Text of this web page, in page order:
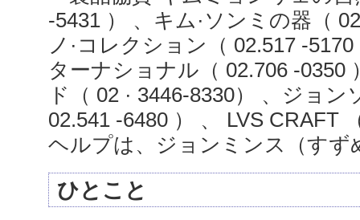
-5431 ） 、キム·ソンミの器（
ノ·コレクション（ 02.517 -
ターナショナル（ 02.706 -0350
ド（ 02 · 3446-8330） 、ジョ
02.541 -6480 ） 、 LVS CRAFT
ヘルプは、ジョンミンス（すず
ひとこと